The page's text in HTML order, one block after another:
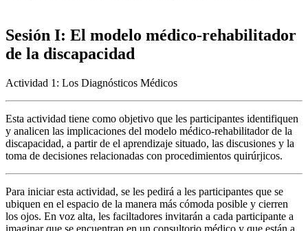
Sesión I: El modelo médico-rehabilitador
de la discapacidad
Actividad 1: Los Diagnósticos Médicos
Esta actividad tiene como objetivo que les participantes identifiquen
y analicen las implicaciones del modelo médico-rehabilitador de la
discapacidad, a partir de el aprendizaje situado, las discusiones y la
toma de decisiones relacionadas con procedimientos quirúrjicos.
Para iniciar esta actividad, se les pedirá a les participantes que se
ubiquen en el espacio de la manera más cómoda posible y cierren
los ojos. En voz alta, les faciltadores invitarán a cada participante a
imaginar que se encuentran en un consultorio médico y que están a